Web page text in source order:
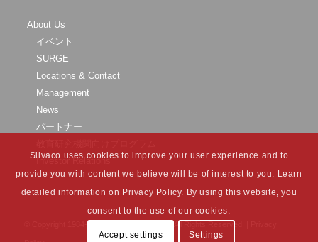
About Us
イベント
SURGE
Locations & Contact
Management
News
パートナー
Investor Relations
2026 Silvaco Group, Inc. All Rights Reserved. |
Silvaco uses cookies to improve your user experience and to
provide you with content we believe will be of interest to you. Learn
detailed information on Privacy Policy. By using this website, you
consent to the use of our cookies.
Accept settings Settings